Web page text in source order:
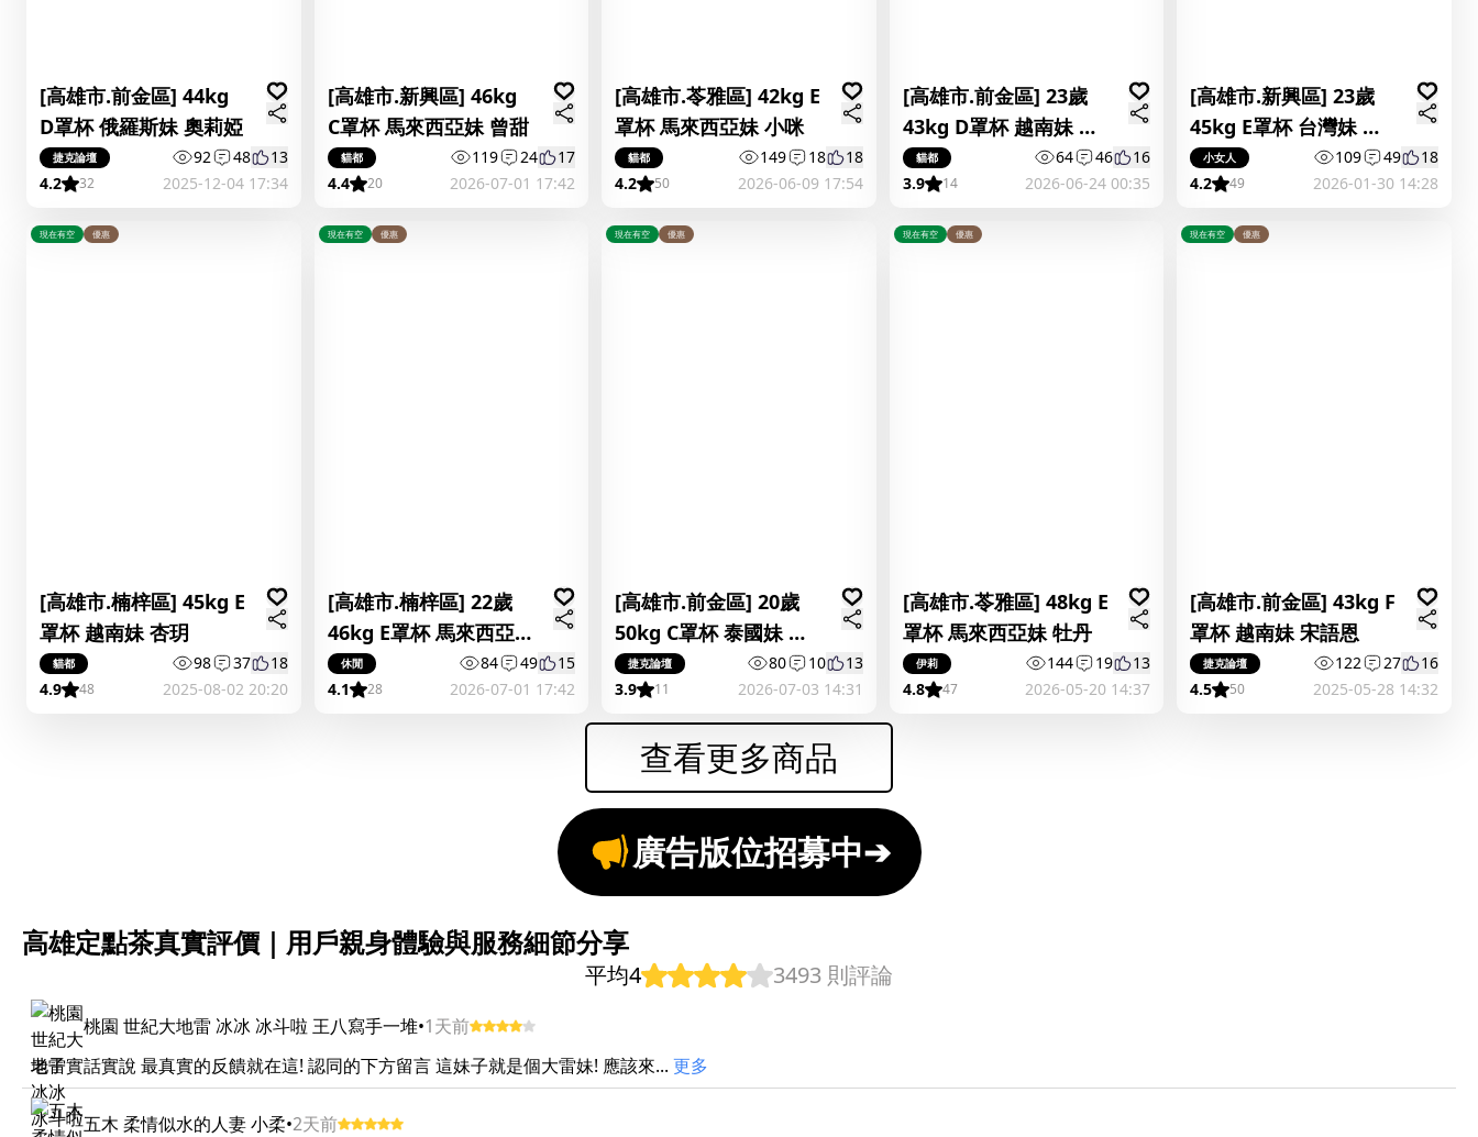
[高雄市.前金區] 44kg
D罩杯 俄羅斯妹 奧莉婭
捷克論壇 92 48
13
4.2
32 2025-12-04 17:34
[高雄市.新興區] 46kg
C罩杯 馬來西亞妹 曾甜
貓都 119 24
17
4.4
20 2026-07-01 17:42
[高雄市.苓雅區] 42kg E
罩杯 馬來西亞妹 小咪
貓都 149 18
18
4.2
50 2026-06-09 17:54
[高雄市.前金區] 23歲
43kg D罩杯 越南妹 小
櫻貓都 64 46
16
3.9
14 2026-06-24 00:35
[高雄市.新興區] 23歲
45kg E罩杯 台灣妹 鍋
包肉
小女人 109 49
18
4.2
49 2026-01-30 14:28
現在有空 優惠
[高雄市.楠梓區] 45kg E
罩杯 越南妹 杏玥
貓都 98 37
18
4.9
48 2025-08-02 20:20
現在有空 優惠
[高雄市.楠梓區] 22歲
46kg E罩杯 馬來西亞
妹 安啾拉
休閒 84 49
15
4.1
28 2026-07-01 17:42
現在有空 優惠
[高雄市.前金區] 20歲
50kg C罩杯 泰國妹 茉
茉捷克論壇 80 10
13
3.9
11 2026-07-03 14:31
現在有空 優惠
[高雄市.苓雅區] 48kg E
罩杯 馬來西亞妹 牡丹
伊莉 144 19
13
4.8
47 2026-05-20 14:37
現在有空 優惠
[高雄市.前金區] 43kg F
罩杯 越南妹 宋語恩
捷克論壇 122 27
16
4.5
50 2025-05-28 14:32
查看更多商品
廣告版位招募中➔
高雄定點茶真實評價｜用戶親身體驗與服務細節分享
平均4 3493 則評論
桃園 世紀大地雷 冰冰 冰斗啦 王八寫手一堆•1天前
老子實話實說 最真實的反饋就在這! 認同的下方留言 這妹子就是個大雷妹! 應該來... 更多
五木 柔情似水的人妻 小柔•2天前